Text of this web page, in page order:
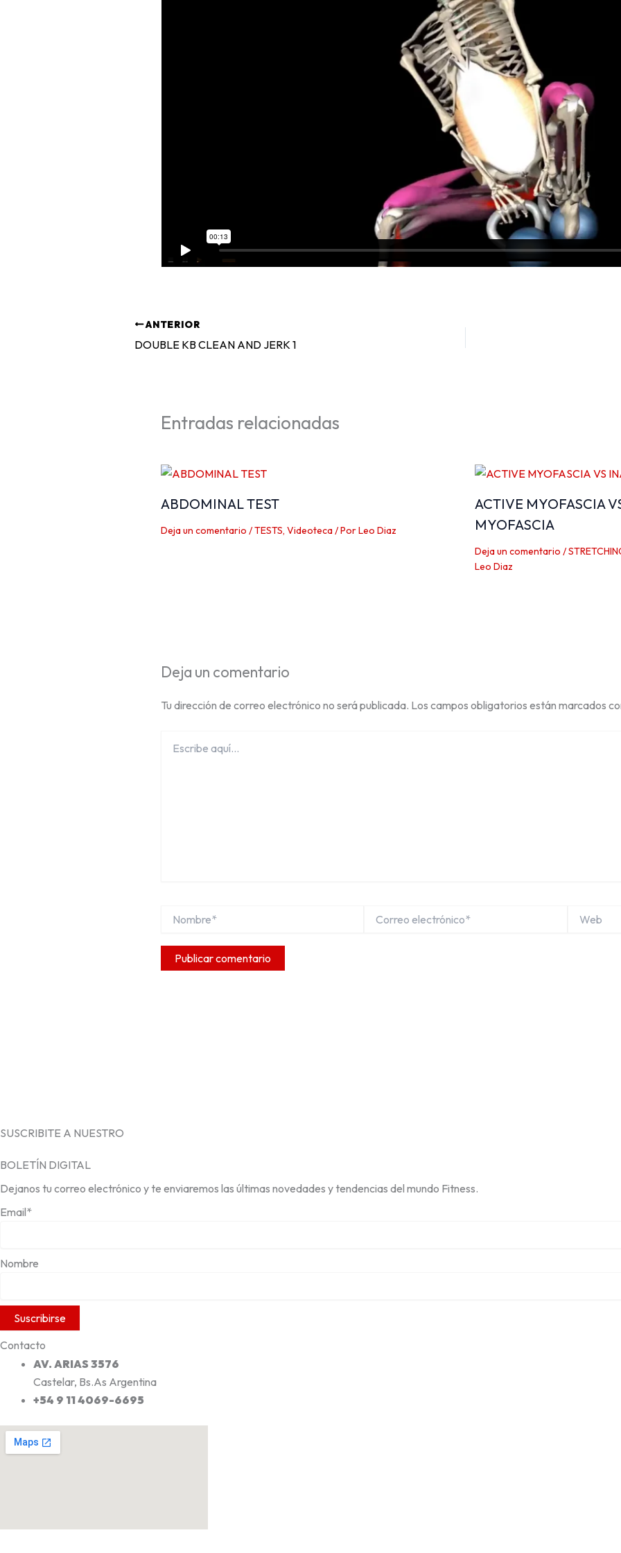
ANTERIOR
DOUBLE KB CLEAN AND JERK 1
Entradas relacionadas
ABDOMINAL TEST
Deja un comentario /TESTS, Videoteca/ PorLeo Diaz
ACTIVE MYOFASCIA
MYOFASCIA
Deja un comentario /
Leo Diaz
Deja un comentario
Tu dirección de correo electrónico no será publicada. Los campos obligatorios están marcados
aquí...
electrónico*
SUSCRIBITE A NUESTRO
BOLETÍN DIGITAL
Dejanos tu correo electrónico y te enviaremos las últimas novedades y tendencias del mundo Fitness.
Email*
Nombre
Contacto
AV. ARIAS 3576
Castelar, Bs.As Argentina
+54 9 11 4069-6695